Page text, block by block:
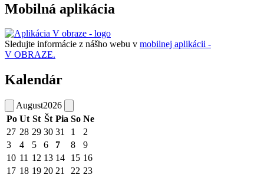
Mobilná aplikácia
Sledujte informácie z nášho webu v mobilnej aplikácii -
V OBRAZE.
Kalendár
August2026
Po Ut St Št Pia So Ne
27 28 29 30 31 1
2
3
4 5 6 7 8
9
10 11 12 13 14 15 16
17 18 19 20 21 22 23